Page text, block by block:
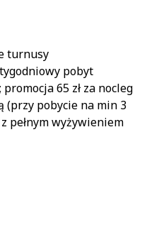
turnusy
pobyt
65 zł za nocleg
(przy pobycie na min 3
pełnym wyżywieniem